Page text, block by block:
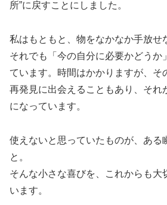
所”に戻すことにしました。
私はもともと、物をなかなか手放せ
それでも「今の自分に必要かどうか
ています。時間はかかりますが、そ
再発見に出会えることもあり、それ
になっています。
使えないと思っていたものが、ある
と。
そんな小さな喜びを、これからも大
います。